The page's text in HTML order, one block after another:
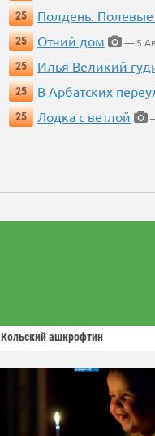
25
Полдень.
25
Отчий дом
— 5
25
Илья Великий
25
В Арбатских
25
Лодка с ветлой
Кольский ашкрофтин